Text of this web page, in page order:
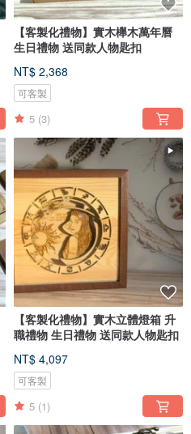
【客製化禮物】實木櫸木萬年曆
生日禮物 送同款人物匙扣
NT$ 2,368
可客製
5 (3)
【客製化禮物】實木立體燈箱 升
職禮物 生日禮物 送同款人物匙扣
NT$ 4,097
可客製
5 (1)